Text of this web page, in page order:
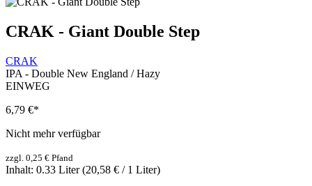
CRAK - Giant Double Step
CRAK
IPA - Double New England / Hazy
EINWEG
6,79 €*
Nicht mehr verfügbar
zzgl. 0,25 € Pfand
Inhalt: 0.33 Liter(20,58 € / 1 Liter)